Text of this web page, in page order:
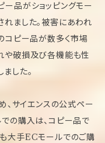
ー品がショッピングモー
れました。被害にあわれ
コピー品が数多く市場
や破損及び各機能も性
した。
、サイエンスの公式ペー
の購入は、コピー品で
大手ECモールでのご購